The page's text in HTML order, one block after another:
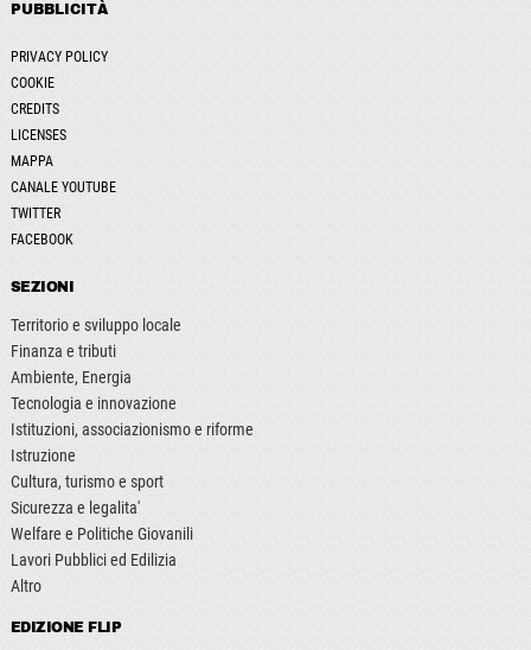
PUBBLICITÀ
PRIVACY POLICY
COOKIE
CREDITS
LICENSES
MAPPA
CANALE YOUTUBE
TWITTER
FACEBOOK
SEZIONI
Territorio e sviluppo locale
Finanza e tributi
Ambiente, Energia
Tecnologia e innovazione
Istituzioni, associazionismo e riforme
Istruzione
Cultura, turismo e sport
Sicurezza e legalita'
Welfare e Politiche Giovanili
Lavori Pubblici ed Edilizia
Altro
EDIZIONE FLIP